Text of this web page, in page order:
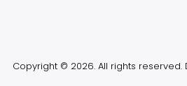
Copyright © 2026. All rights reserved.